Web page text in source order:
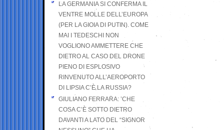
LA GERMANIA SI CONFERMA IL
VENTRE MOLLE DELL’EUROPA
(PER LA GIOIA DI PUTIN). COME
MAI I TEDESCHI NON
VOGLIONO AMMETTERE CHE
DIETRO AL CASO DEL DRONE
PIENO DI ESPLOSIVO
RINVENUTO ALL’AEROPORTO
DI LIPSIA C’È LA RUSSIA?
GIULIANO FERRARA: ’CHE
COSA C’È SOTTO DIETRO
DAVANTI A LATO DEL “SIGNOR